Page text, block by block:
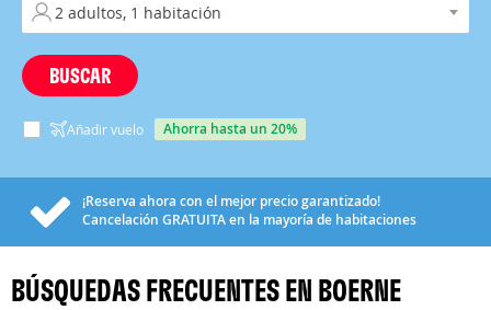
BUSCAR
Añadir vuelo ahorra hasta un 20%
¡Reserva ahora con el mejor precio garantizado!
Cancelación GRATUITAen la mayoría de habitaciones
BÚSQUEDAS FRECUENTES EN BOERNE